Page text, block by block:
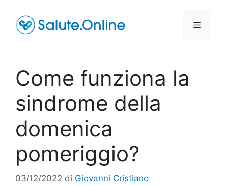
contenuto
Menu
Come funziona la
sindrome della
domenica
pomeriggio?
03/12/2022 di Giovanni Cristiano